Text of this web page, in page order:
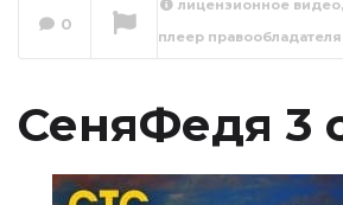
0
лицензионное
плеер правообладателя
СеняФедя 3